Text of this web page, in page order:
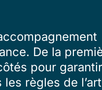
De la
pour
règles de